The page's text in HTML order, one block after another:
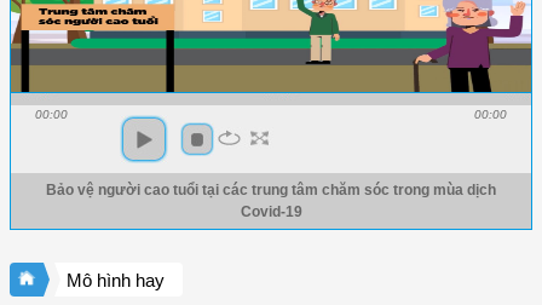
00:00 00:00
Bảo vệ người cao tuổi tại các trung tâm chăm sóc trong mùa dịch
Covid-19
Mô hình hay